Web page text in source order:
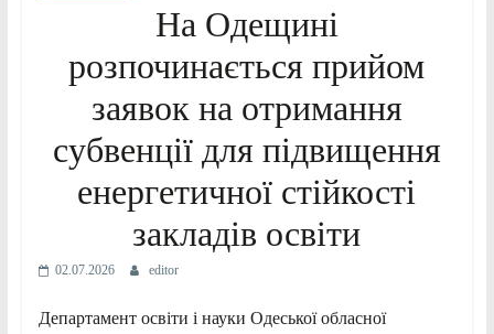
На Одещині
розпочинається прийом
заявок на отримання
субвенції для підвищення
енергетичної стійкості
закладів освіти
02.07.2026 editor
Департамент освіти і науки Одеської обласної